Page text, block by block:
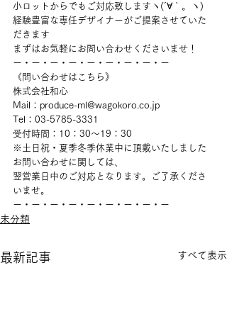
小ロットからでもご対応致しますヽ(´∀｀。ヽ)
経験豊富な専任デザイナーがご提案させていた
だきます
まずはお気軽にお問い合わせくださいませ！
ー・ー・ー・ー・ー・ー・ー・ー・ー
《問い合わせはこちら》
株式会社和心
Mail：produce-ml@wagokoro.co.jp
Tel：03-5785-3331
受付時間：10：30～19：30
※土日祝・夏季冬季休業中に頂戴いたしました
お問い合わせに関しては、
翌営業日中のご対応となります。ご了承くださ
いませ。
ー・ー・ー・ー・ー・ー・ー・ー・ー
未分類
最新記事 すべて表示